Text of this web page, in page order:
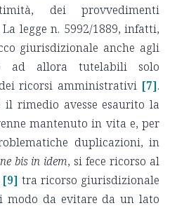
dei provvedimenti
legge n. 5992/1889, infatti,
giurisdizionale anche agli
ad allora tutelabili solo
ricorsi amministrativi [7].
rimedio avesse esaurito la
mantenuto in vita e, per
duplicazioni, in
ne bis in idem, si fece ricorso al
[9] tra ricorso giurisdizionale
modo da evitare da un lato